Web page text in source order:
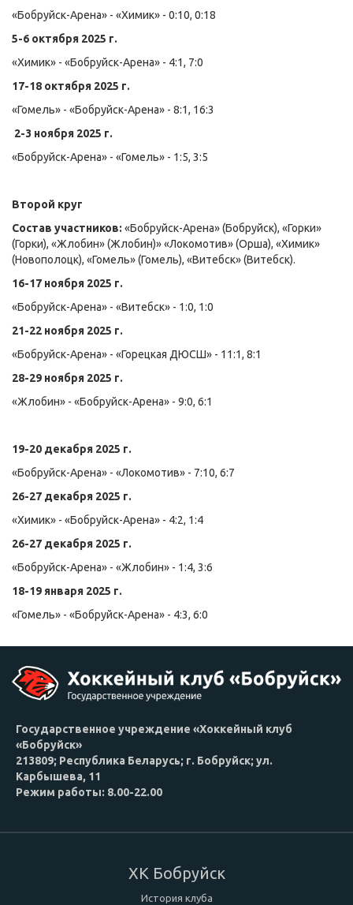
«Бобруйск-Арена» - «Химик» - 0:10, 0:18
5-6 октября 2025 г.
«Химик» - «Бобруйск-Арена» - 4:1, 7:0
17-18 октября 2025 г.
«Гомель» - «Бобруйск-Арена» - 8:1, 16:3
2-3 ноября 2025 г.
«Бобруйск-Арена» - «Гомель» - 1:5, 3:5
Второй круг
Состав участников: «Бобруйск-Арена» (Бобруйск), «Горки»
(Горки), «Жлобин» (Жлобин)» «Локомотив» (Орша), «Химик»
(Новополоцк), «Гомель» (Гомель), «Витебск» (Витебск).
16-17 ноября 2025 г.
«Бобруйск-Арена» - «Витебск» - 1:0, 1:0
21-22 ноября 2025 г.
«Бобруйск-Арена» - «Горецкая ДЮСШ» - 11:1, 8:1
28-29 ноября 2025 г.
«Жлобин» - «Бобруйск-Арена» - 9:0, 6:1
19-20 декабря 2025 г.
«Бобруйск-Арена» - «Локомотив» - 7:10, 6:7
26-27 декабря 2025 г.
«Химик» - «Бобруйск-Арена» - 4:2, 1:4
26-27 декабря 2025 г.
«Бобруйск-Арена» - «Жлобин» - 1:4, 3:6
18-19 января 2025 г.
«Гомель» - «Бобруйск-Арена» - 4:3, 6:0
Государственное учреждение «Хоккейный клуб
«Бобруйск»
213809; Республика Беларусь; г. Бобруйск; ул.
Карбышева, 11
Режим работы: 8.00-22.00
ХК Бобруйск
История клуба